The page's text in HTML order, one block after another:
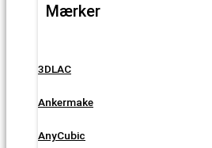
Mærker
3DLAC
Ankermake
AnyCubic